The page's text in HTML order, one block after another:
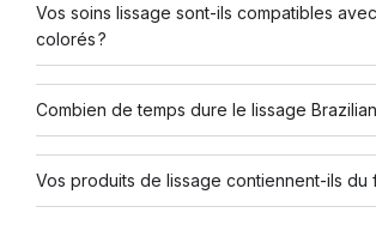
Vos soins lissage sont-ils compatibles
colorés ?
Combien de temps dure le lissage
Vos produits de lissage contiennent-ils du